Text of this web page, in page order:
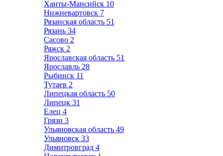
Ханты-Мансийск 10
Нижневартовск 7
Рязанская область 51
Рязань 34
Сасово 2
Ряжск 2
Ярославская область 51
Ярославль 28
Рыбинск 11
Тутаев 2
Липецкая область 50
Липецк 31
Елец 4
Грязи 3
Ульяновская область 49
Ульяновск 33
Димитровград 4